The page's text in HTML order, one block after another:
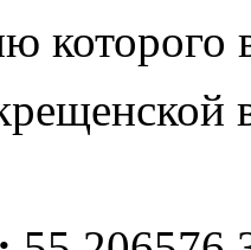
которого